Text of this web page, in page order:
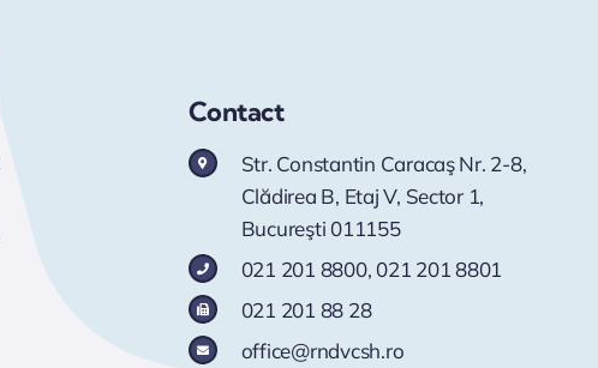
Contact
Str. Constantin Caracaş Nr. 2-8,
Clădirea B, Etaj V, Sector 1,
Bucureşti 011155
021 201 8800, 021 201 8801
021 201 88 28
office@rndvcsh.ro